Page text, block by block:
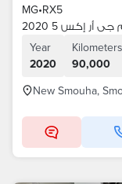
MG•RX5
Year
2020
Kilometers
90,000
New Smouha,